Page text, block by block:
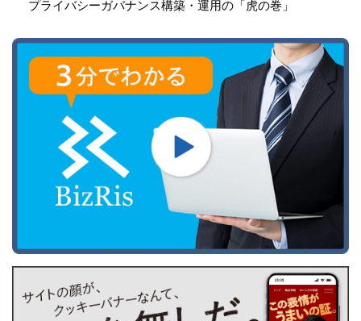
プライバシーガバナンス構築・運用の「虎の巻」